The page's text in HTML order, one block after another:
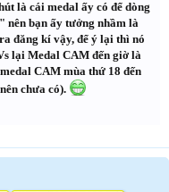
là cái medal ấy có để dòng
bạn ấy tưởng nhầm là
đăng kí vậy, để ý lại thì nó
lại Medal CAM đến giờ là
CAM mùa thứ 18 đến
chưa có).